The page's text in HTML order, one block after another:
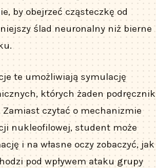
by obejrzeć cząsteczkę od
ślad neuronalny niż bierne
te umożliwiają symulację
których żaden podręcznik
Zamiast czytać o mechanizmie
nukleofilowej, student może
i na własne oczy zobaczyć, jak
pod wpływem ataku grupy